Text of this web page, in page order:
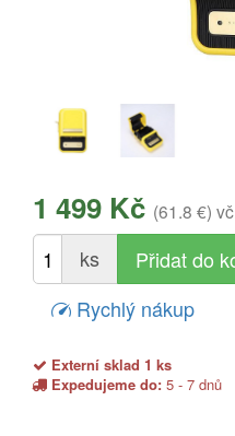
1 499 Kč (61.8 €)
ks
Rychlý nákup
Externí sklad 1 ks
Expedujeme do: 5 - 7 dnů